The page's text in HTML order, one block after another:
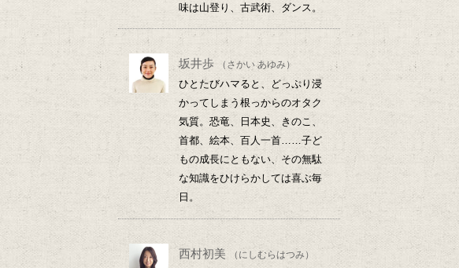
味は山登り、古武術、ダンス。
坂井歩 （さかい あゆみ）
ひとたびハマると、どっぷり浸
かってしまう根っからのオタク
気質。恐竜、日本史、きのこ、
首都、絵本、百人一首……子ど
もの成長にともない、その無駄
な知識をひけらかしては喜ぶ毎
日。
西村初美 （にしむらはつみ）